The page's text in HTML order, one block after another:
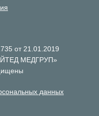
от 21.01.2019
МЕДГРУП»
данных